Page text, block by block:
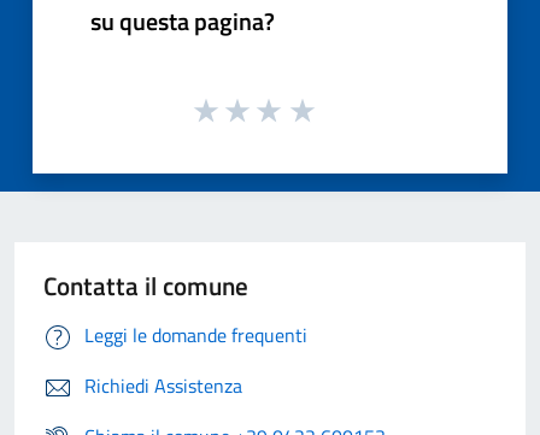
su questa pagina?
Contatta il comune
Leggi le domande frequenti
Richiedi Assistenza